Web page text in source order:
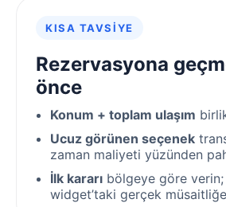
KISA TAVSIYE
Rezervasyona
önce
Konum + toplam ulaşım
Ucuz görünen seçenek
zaman maliyeti yüzünden
İlk kararı bölgeye göre verin;
widget’taki gerçek